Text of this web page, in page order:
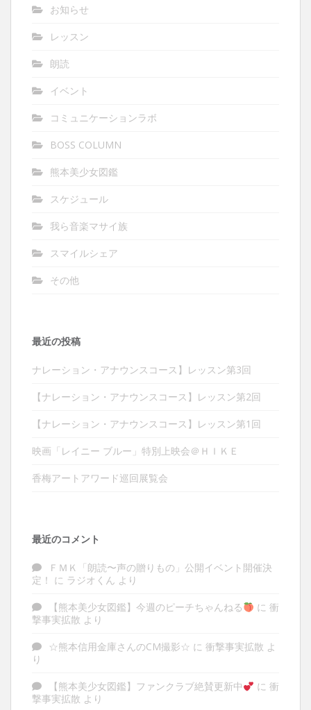
お知らせ
レッスン
朗読
イベント
コミュニケーションラボ
BOSS COLUMN
熊本美少女図鑑
スケジュール
我ら音楽マサイ族
スマイルシェア
その他
最近の投稿
ナレーション・アナウンスコース】レッスン第3回
【ナレーション・アナウンスコース】レッスン第2回
【ナレーション・アナウンスコース】レッスン第1回
映画「レイニー ブルー」特別上映会＠ＨＩＫＥ
香梅アートアワード巡回展覧会
最近のコメント
ＦＭＫ「朗読〜声の贈りもの」公開イベント開催決
定！ に ラジオくん より
【熊本美少女図鑑】今週のピーチちゃんねる に 衝
撃事実拡散 より
☆熊本信用金庫さんのCM撮影☆ に 衝撃事実拡散 よ
り
【熊本美少女図鑑】ファンクラブ絶賛更新中 に 衝
撃事実拡散 より